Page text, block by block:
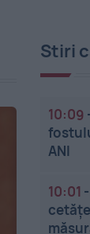
Stiri
10:09
ANI
10:01